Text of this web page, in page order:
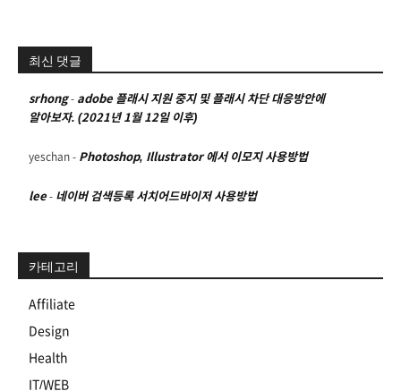
최신 댓글
srhong- adobe 플래시 지원 중지 및 플래시 차단 대응방안에
알아보자. (2021년 1월 12일 이후)
yeschan - Photoshop, Illustrator 에서 이모지 사용방법
lee - 네이버 검색등록 서치어드바이저 사용방법
카테고리
Affiliate
Design
Health
IT/WEB